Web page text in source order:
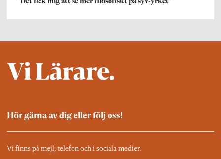
”Det fick mig att se mer filosofiskt på syv-yrket”
Hör gärna av dig eller följ oss!
Vi finns på mejl, telefon och i sociala medier.